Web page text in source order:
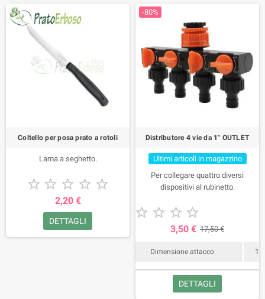
Coltello per posa prato a rotoli
Lama a seghetto.
    
2,20 €
DETTAGLI
-80%
Distributore 4 vie da 1" OUTLET
Ultimi articoli in magazzino
Per collegare quattro diversi
dispositivi al rubinetto.
   
3,50 € 17,50 €
Dimensione attacco 1"
DETTAGLI